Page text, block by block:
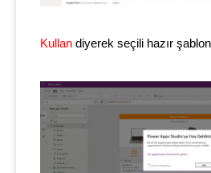
Kullan diyerek seçili hazır